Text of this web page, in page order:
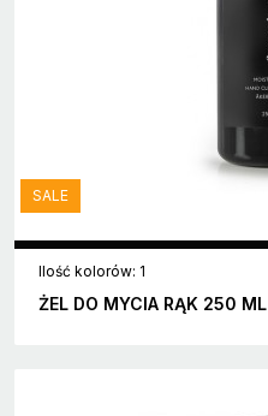
SALE
Ilość kolorów: 1
ŻEL DO MYCIA RĄK 250 ML